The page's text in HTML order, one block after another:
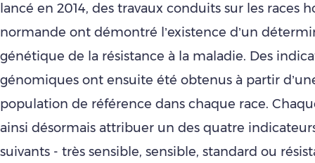
lancé en 2014, des travaux conduits sur les races
normande ont démontré l’existence d’un
génétique de la résistance à la maladie. Des
génomiques ont ensuite été obtenus à partir
population de référence dans chaque race.
ainsi désormais attribuer un des quatre
suivants - très sensible, sensible, standard ou